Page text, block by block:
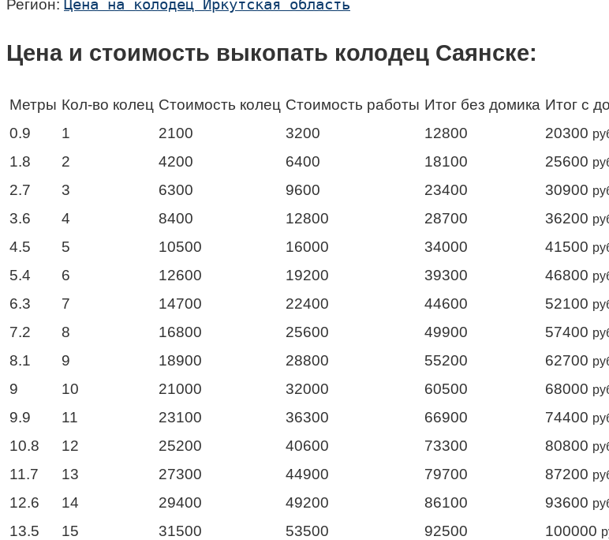
Регион: Цена на колодец Иркутская область
Цена и стоимость выкопать колодец Саянске:
Метры Кол-во колец Стоимость колец Стоимость работы Итог без домика Итог с
0.9
1 2100 3200 12800 20300
1.8 2 4200 6400 18100 25600
2.7 3 6300 9600 23400 30900
3.6 4 8400 12800 28700 36200
4.5 5 10500 16000 34000 41500
5.4 6 12600 19200 39300 46800
6.3 7 14700 22400 44600 52100
7.2 8 16800 25600 49900 57400
8.1 9 18900 28800 55200 62700
9 10 21000 32000 60500 68000
9.9 11 23100 36300 66900 74400
10.8 12 25200 40600 73300 80800
11.7 13 27300 44900 79700 87200
12.6 14 29400 49200 86100 93600
13.5 15 31500 53500 92500 100000